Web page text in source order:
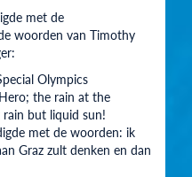
met de
woorden van Timothy
Olympics
the rain at the
but liquid sun!
met de woorden: ik
Graz zult denken en dan